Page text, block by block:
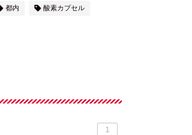
都内 酸素カプセル
1